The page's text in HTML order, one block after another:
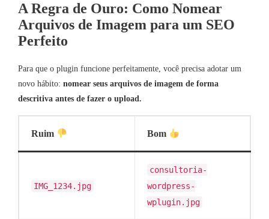
A Regra de Ouro: Como Nomear
Arquivos de Imagem para um SEO
Perfeito
Para que o plugin funcione perfeitamente, você precisa adotar um
novo hábito: nomear seus arquivos de imagem de forma
descritiva antes de fazer o upload.
Ruim Bom
IMG_1234.jpg
consultoria-
wordpress-
wplugin.jpg